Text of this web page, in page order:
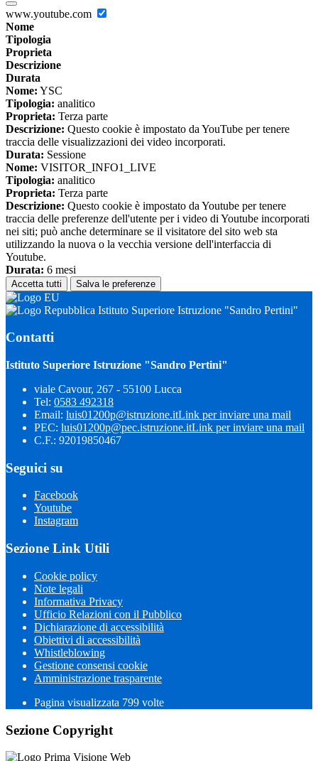
www.youtube.com
Nome
Tipologia
Proprieta
Descrizione
Durata
Nome: YSC
Tipologia: analitico
Proprieta: Terza parte
Descrizione: Questo cookie è impostato da YouTube per tenere
traccia delle visualizzazioni dei video incorporati.
Durata: Sessione
Nome: VISITOR_INFO1_LIVE
Tipologia: analitico
Proprieta: Terza parte
Descrizione: Questo cookie è impostato da Youtube per tenere
traccia delle preferenze dell'utente per i video di Youtube incorporati
nei siti; può anche determinare se il visitatore del sito web sta
utilizzando la nuova o la vecchia versione dell'interfaccia di
Youtube.
Durata: 6 mesi
Accetta tutti Salva le preferenze
Istituto Superiore Istruzione "Sandro Pertini"
Contatti
Istituto Superiore Istruzione "Sandro Pertini"
viale Cavour, 267 - 55100 Lucca
Tel: 0583 492318
Email: luis01200p@istruzione.itLink per inviare una mail
PEC: luis01200p@pec.istruzione.itLink per inviare una mail
C.F.: 92019850467
Seguici su
Facebook
Youtube
Instagram
Sezione Link Utili
Cookie policy
Note legali
Informativa Privacy
Ufficio Relazioni con il Pubblico
Dichiarazione di accessibilità
Obiettivi di accessibilità
Whistleblowing
Gestione consensi cookie
Amministrazione trasparente
Pagina visualizzata 799 volte
Sezione Copyright